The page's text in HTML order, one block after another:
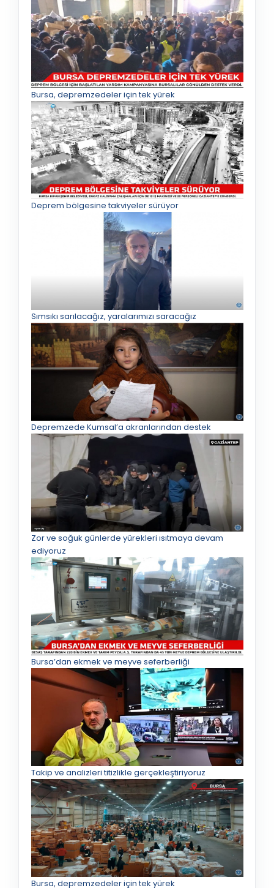
Bursa, depremzedeler için tek yürek
Deprem bölgesine takviyeler sürüyor
Sımsıkı sarılacağız, yaralarımızı saracağız
Depremzede Kumsal’a akranlarından destek
Zor ve soğuk günlerde yürekleri ısıtmaya devam
ediyoruz
Bursa’dan ekmek ve meyve seferberliği
Takip ve analizleri titizlikle gerçekleştiriyoruz
Bursa, depremzedeler için tek yürek